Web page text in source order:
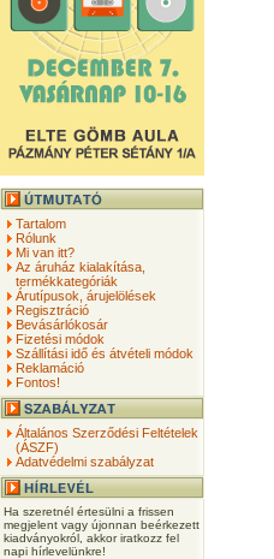
Tartalom
Rólunk
Mi van itt?
Az áruház kialakítása,
termékkategóriák
Árutípusok, árujelölések
Regisztráció
Bevásárlókosár
Fizetési módok
Szállítási idő és átvételi módok
Reklamáció
Fontos!
Általános Szerződési Feltételek
(ÁSZF)
Adatvédelmi szabályzat
Ha szeretnél értesülni a frissen
megjelent vagy újonnan beérkezett
kiadványokról, akkor iratkozz fel
napi hírlevelünkre!